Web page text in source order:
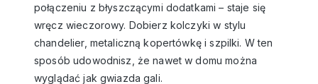
połączeniu z błyszczącymi dodatkami – staje się
wręcz wieczorowy. Dobierz kolczyki w stylu
chandelier, metaliczną kopertówkę i szpilki. W ten
sposób udowodnisz, że nawet w domu można
wyglądać jak gwiazda gali.